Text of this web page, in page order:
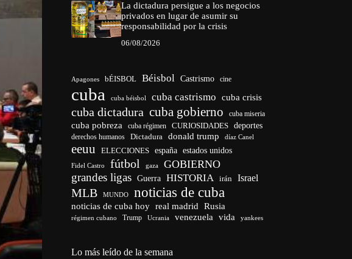
La dictadura persigue a los negocios
privados en lugar de asumir su
responsabilidad por la crisis
06/08/2026
Apagones bÉISBOL Béisbol Castrismo cine
cuba cuba béisbol cuba castrismo cuba crisis
cuba dictadura cuba gobierno cuba miseria
cuba pobreza cuba régimen CURIOSIDADES deportes
derechos humanos Dictadura donald trump díaz Canel
eeuu ELECCIONES españa estados unidos
Fidel Castro fútbol gaza GOBIERNO
grandes ligas Guerra HISTORIA irán Israel
MLB MUNDO noticias de cuba
noticias de cuba hoy real madrid Rusia
régimen cubano Trump Ucrania venezuela vida yankees
Lo más leído de la semana